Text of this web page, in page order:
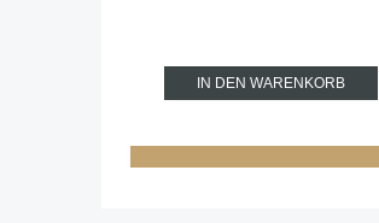
IN DEN WARENKORB